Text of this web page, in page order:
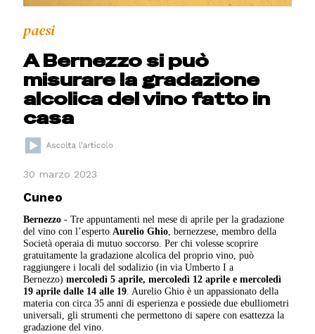
paesi
A Bernezzo si può
misurare la gradazione
alcolica del vino fatto in
casa
30 marzo 2023
Cuneo
Bernezzo - Tre appuntamenti nel mese di aprile per la gradazione
del vino con l’espertoAurelio Ghio, bernezzese, membro della
Società operaia di mutuo soccorso. Per chi volesse scoprire
gratuitamente la gradazione alcolica del proprio vino, può
raggiungere i locali del sodalizio (in via Umberto I a
Bernezzo)mercoledì 5 aprile, mercoledì 12 aprile e mercoledì
19 aprile dalle 14 alle 19. Aurelio Ghio è un appassionato della
materia con circa 35 anni di esperienza e possiede due ebulliometri
universali, gli strumenti che permettono di sapere con esattezza la
gradazione del vino.